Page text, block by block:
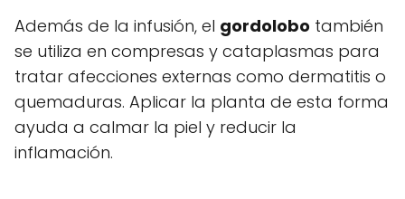
Además de la infusión, el gordolobo también
se utiliza en compresas y cataplasmas para
tratar afecciones externas como dermatitis o
quemaduras. Aplicar la planta de esta forma
ayuda a calmar la piel y reducir la
inflamación.